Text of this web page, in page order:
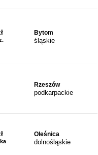
Bytom
śląskie
Rzeszów
podkarpackie
Oleśnica
dolnośląskie